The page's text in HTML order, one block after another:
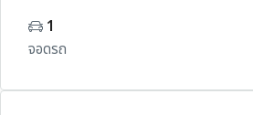
1
จอดรถ